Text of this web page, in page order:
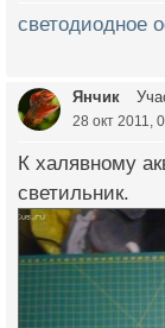
светодиодное
Янчик
28 окт 2011,
К халявному
светильник.